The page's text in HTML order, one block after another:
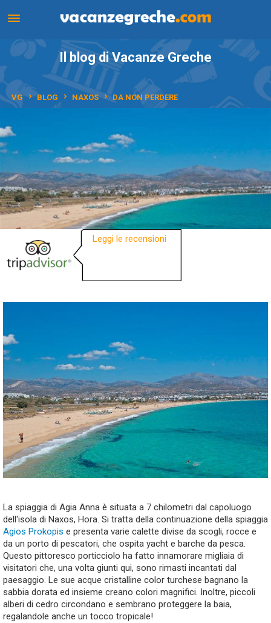
Il blog di Vacanze Greche
VG BLOG NAXOS DA NON PERDERE
La spiaggia di Agia Anna è situata a 7 chilometri dal capoluogo
dell'isola di Naxos, Hora. Si tratta della continuazione della spiaggia
Agios Prokopis e presenta varie calette divise da scogli, rocce e
da un porto di pescatori, che ospita yacht e barche da pesca.
Questo pittoresco porticciolo ha fatto innamorare migliaia di
visitatori che, una volta giunti qui, sono rimasti incantati dal
paesaggio. Le sue acque cristalline color turchese bagnano la
sabbia dorata ed insieme creano colori magnifici. Inoltre, piccoli
alberi di cedro circondano e sembrano proteggere la baia,
regalandole anche un tocco tropicale!
Leggi le recensioni